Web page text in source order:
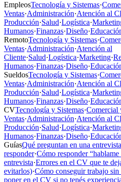
EmpleosTecnología y Sistemas·
Ventas·Administración·Atención al
Producción·Salud·Logística·
Humanos·Finanzas·Diseño·
RemotoTecnología y Sistemas·
Ventas·Administración·Atención al
Cliente·Salud·Logística·Marketing·
Humanos·Finanzas·Diseño·
SueldosTecnología y Sistemas·
Ventas·Administración·Atención al
Producción·Salud·Logística·
Humanos·Finanzas·Diseño·
CVTecnología y Sistemas·Comercial
Ventas·Administración·Atención al
Producción·Salud·Logística·
Humanos·Finanzas·Diseño·
GuíasQué preguntan en una
responder·Cómo responder
entrevista·Errores en el CV que te
evitarlos)·Cómo conseguir trabajo
poner en el CV si no tenés